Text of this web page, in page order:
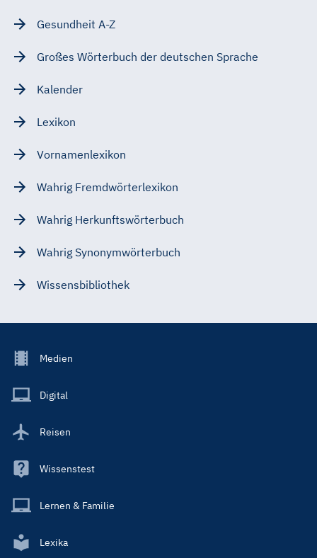
Gesundheit A-Z
Großes Wörterbuch der deutschen Sprache
Kalender
Lexikon
Vornamenlexikon
Wahrig Fremdwörterlexikon
Wahrig Herkunftswörterbuch
Wahrig Synonymwörterbuch
Wissensbibliothek
Footer
Main
Medien
Digital
Reisen
Wissenstest
Lernen & Familie
Lexika